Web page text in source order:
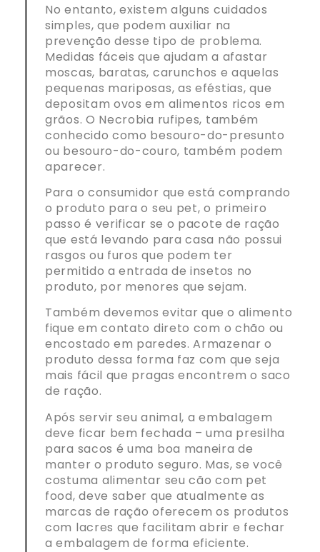
No entanto, existem alguns cuidados
simples, que podem auxiliar na
prevenção desse tipo de problema.
Medidas fáceis que ajudam a afastar
moscas, baratas, carunchos e aquelas
pequenas mariposas, as eféstias, que
depositam ovos em alimentos ricos em
grãos. O Necrobia rufipes, também
conhecido como besouro-do-presunto
ou besouro-do-couro, também podem
aparecer.
Para o consumidor que está comprando
o produto para o seu pet, o primeiro
passo é verificar se o pacote de ração
que está levando para casa não possui
rasgos ou furos que podem ter
permitido a entrada de insetos no
produto, por menores que sejam.
Também devemos evitar que o alimento
fique em contato direto com o chão ou
encostado em paredes. Armazenar o
produto dessa forma faz com que seja
mais fácil que pragas encontrem o saco
de ração.
Após servir seu animal, a embalagem
deve ficar bem fechada – uma presilha
para sacos é uma boa maneira de
manter o produto seguro. Mas, se você
costuma alimentar seu cão com pet
food, deve saber que atualmente as
marcas de ração oferecem os produtos
com lacres que facilitam abrir e fechar
a embalagem de forma eficiente.